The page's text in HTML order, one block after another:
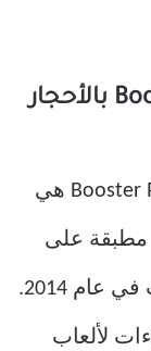
كيفية الحصول على Booster Packs بالأحجار
إحدى طرق الحصول على حزمة Booster Pack هي
مطبقة على
Steam خلال حدث تخفيضات العطلات في عام 2014.
لألعاب